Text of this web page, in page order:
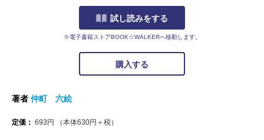
試し読みをする
※電子書籍ストアBOOK☆WALKERへ移動します。
購入する
著者 仲町 六絵
定価： 693 円 （本体630円＋税）